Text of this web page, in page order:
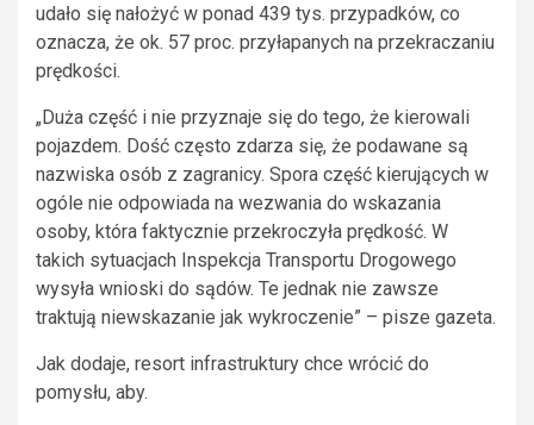
udało się nałożyć w ponad 439 tys. przypadków, co
oznacza, że ok. 57 proc. przyłapanych na przekraczaniu
prędkości.
„Duża część i nie przyznaje się do tego, że kierowali
pojazdem. Dość często zdarza się, że podawane są
nazwiska osób z zagranicy. Spora część kierujących w
ogóle nie odpowiada na wezwania do wskazania
osoby, która faktycznie przekroczyła prędkość. W
takich sytuacjach Inspekcja Transportu Drogowego
wysyła wnioski do sądów. Te jednak nie zawsze
traktują niewskazanie jak wykroczenie” – pisze gazeta.
Jak dodaje, resort infrastruktury chce wrócić do
pomysłu, aby.